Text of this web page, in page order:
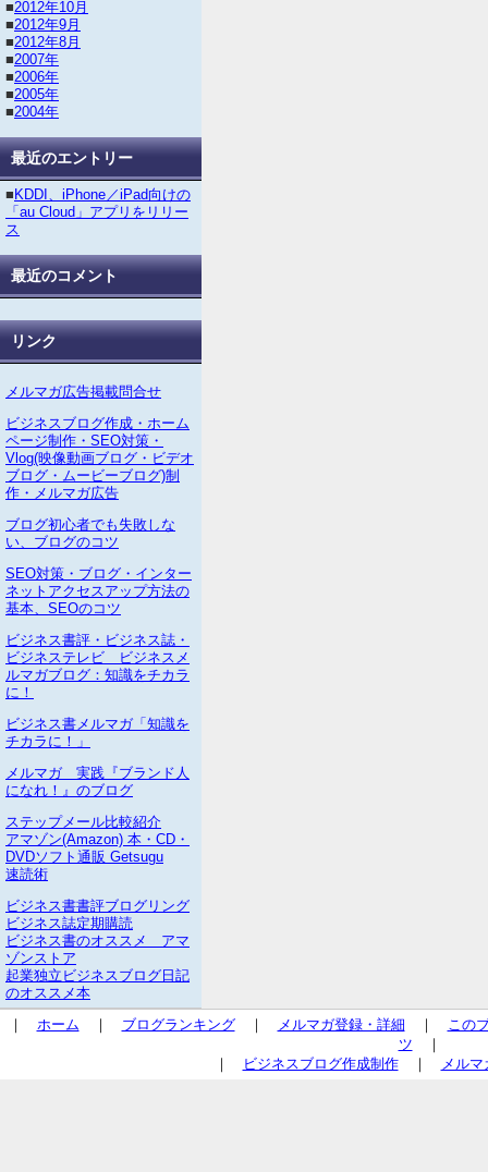
■2012年10月
■2012年9月
■2012年8月
■2007年
■2006年
■2005年
■2004年
最近のエントリー
■ KDDI、iPhone／iPad向けの
「au Cloud」アプリをリリー
ス
最近のコメント
リンク
メルマガ広告掲載問合せ
ビジネスブログ作成・ホーム
ページ制作・SEO対策・
Vlog(映像動画ブログ・ビデオ
ブログ・ムービーブログ)制
作・メルマガ広告
ブログ初心者でも失敗しな
い、ブログのコツ
SEO対策・ブログ・インター
ネットアクセスアップ方法の
基本、SEOのコツ
ビジネス書評・ビジネス誌・
ビジネステレビ ビジネスメ
ルマガブログ：知識をチカラ
に！
ビジネス書メルマガ「知識を
チカラに！」
メルマガ 実践『ブランド人
になれ！』のブログ
ステップメール比較紹介
アマゾン(Amazon) 本・CD・
DVDソフト通販 Getsugu
速読術
ビジネス書書評ブログリング
ビジネス誌定期購読
ビジネス書のオススメ アマ
ゾンストア
起業独立ビジネスブログ日記
のオススメ本
｜ ホーム ｜ ブログランキング｜ メルマガ登録・詳細 ｜ この
ツ ｜
｜
ビジネスブログ作成制作｜ メル